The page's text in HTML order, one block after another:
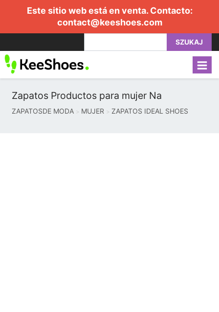
Este sitio web está en venta. Contacto:
contact@keeshoes.com
SZUKAJ
Zapatos Productos para mujer Na
ZAPATOSDE MODA MUJER ZAPATOS IDEAL SHOES